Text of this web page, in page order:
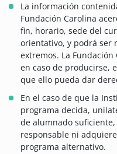
La información
Fundación Carolina
fin, horario, sede del
orientativo, y podrá ser
extremos. La
en caso de producirse,
que ello pueda dar
En el caso de que la
programa decida,
de alumnado
responsable ni
programa alternativo.